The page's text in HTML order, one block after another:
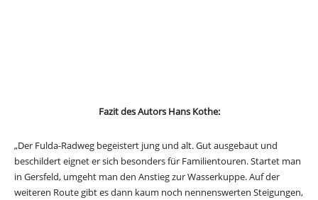
Fazit desAutorsHans Kothe:
„Der Fulda-Radweg begeistert jung und alt. Gut ausgebaut und
beschildert eignet er sich besonders für Familientouren. Startet man
in Gersfeld, umgeht man den Anstieg zur Wasserkuppe. Auf der
weiteren Route gibt es dann kaum noch nennenswerten Steigungen,